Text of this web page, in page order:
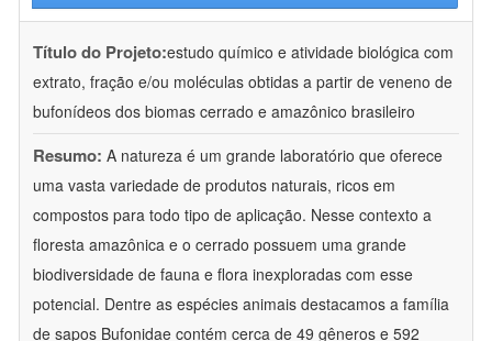
Título do Projeto:estudo químico e atividade biológica com
extrato, fração e/ou moléculas obtidas a partir de veneno de
bufonídeos dos biomas cerrado e amazônico brasileiro
Resumo: A natureza é um grande laboratório que oferece
uma vasta variedade de produtos naturais, ricos em
compostos para todo tipo de aplicação. Nesse contexto a
floresta amazônica e o cerrado possuem uma grande
biodiversidade de fauna e flora inexploradas com esse
potencial. Dentre as espécies animais destacamos a família
de sapos Bufonidae contém cerca de 49 gêneros e 592